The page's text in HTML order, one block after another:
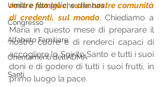
Umile e alta più che creatura
Congresso
Alfabeto Familiare
Orientamenti dell'ADMA
Santi
nostre famiglie, sulle nostre comunità
di credenti, sul mondo. Chiediamo a
Maria in questo mese di preparare il
nostro cuore e di renderci capaci di
accogliere lo Spirito Santo e tutti i suoi
doni e di godere di tutti i suoi frutti, in
primo luogo la pace.